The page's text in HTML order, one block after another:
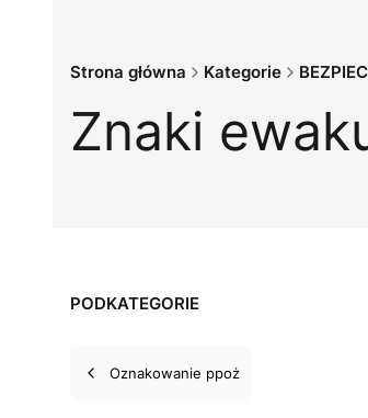
Strona główna Kategorie
Znaki
PODKATEGORIE
Oznakowanie ppoż